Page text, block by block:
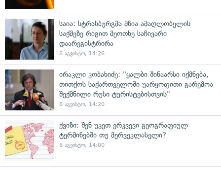
საია: სტრასბურგმა მზია ამაღლობელის
საქმეზე რიგით მეოთხე საჩივარი
დაარეგისტრირა
6 აგვისტო, 14:26
ირაკლი კობახიძე: "ყალბი შინაარსი იქმნება,
თითქოს საქართველოში უარყოფითი გარემოა
შექმნილი რუსი ტურისტებისთვის"
6 აგვისტო, 14:20
ქვიზი: შენ უკეთ ერკვევი გეოგრაფიულ
ტერმინებში თუ მერვეკლასელი?
6 აგვისტო, 14:00